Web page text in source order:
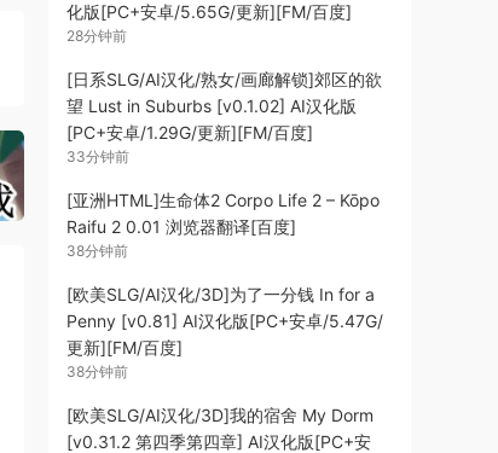
化版[PC+安卓/5.65G/更新][FM/百度]
28分钟前
[日系SLG/AI汉化/熟女/画廊解锁]郊区的欲
望 Lust in Suburbs [v0.1.02] AI汉化版
[PC+安卓/1.29G/更新][FM/百度]
33分钟前
[亚洲HTML]生命体2 Corpo Life 2 – Kōpo
Raifu 2 0.01 浏览器翻译[百度]
38分钟前
[欧美SLG/AI汉化/3D]为了一分钱 In for a
Penny [v0.81] AI汉化版[PC+安卓/5.47G/
更新][FM/百度]
38分钟前
[欧美SLG/AI汉化/3D]我的宿舍 My Dorm
[v0.31.2 第四季第四章] AI汉化版[PC+安